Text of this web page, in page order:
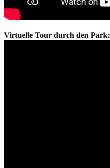
Virtuelle Tour durch den Park: